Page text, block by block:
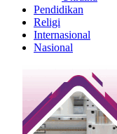
Pendidikan
Religi
Internasional
Nasional